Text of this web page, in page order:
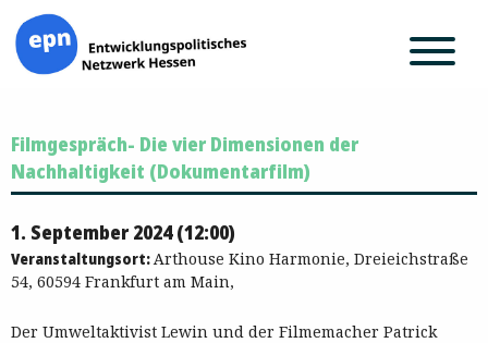
Inhalt
springen
Filmgespräch- Die vier Dimensionen der
Nachhaltigkeit (Dokumentarfilm)
1. September 2024 (12:00)
Veranstaltungsort:Arthouse Kino Harmonie, Dreieichstraße
54, 60594 Frankfurt am Main,
Der Umweltaktivist Lewin und der Filmemacher Patrick